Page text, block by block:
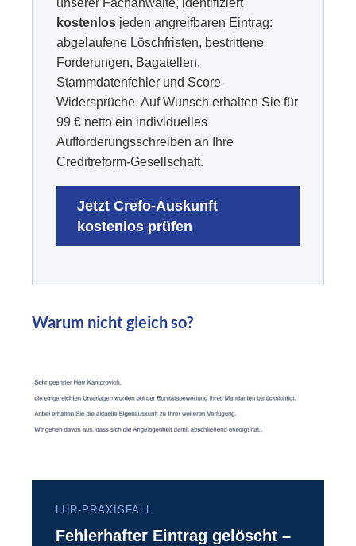
unserer Fachanwälte, identifiziert
kostenlos jeden angreifbaren Eintrag:
abgelaufene Löschfristen, bestrittene
Forderungen, Bagatellen,
Stammdatenfehler und Score-
Widersprüche. Auf Wunsch erhalten Sie für
99 € netto ein individuelles
Aufforderungsschreiben an Ihre
Creditreform-Gesellschaft.
Jetzt Crefo-Auskunft
kostenlos prüfen
Warum nicht gleich so?
LHR-PRAXISFALL
Fehlerhafter Eintrag gelöscht –